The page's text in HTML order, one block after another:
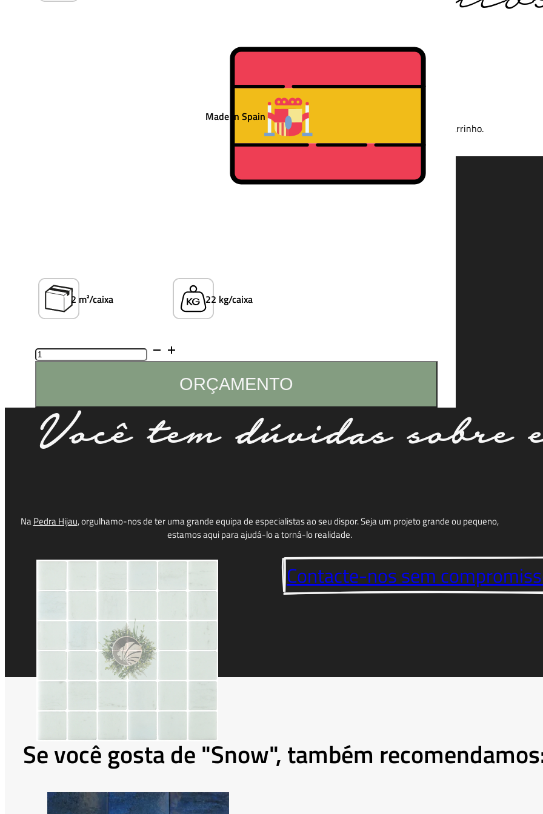
Nenhum produto no carrinho.
Made in Spain
2 m²/caixa 22 kg/caixa
Quantidade
de
ORÇAMENTO
Você tem dúvidas sobre
NaPedra Hijau, orgulhamo-nos de ter uma grande equipa de especialistas ao seu dispor. Seja um projeto grande ou pequeno,
estamos aqui para ajudá-lo a torná-lo realidade.
Contacte-nos sem
Se você gosta de "Snow", também
This